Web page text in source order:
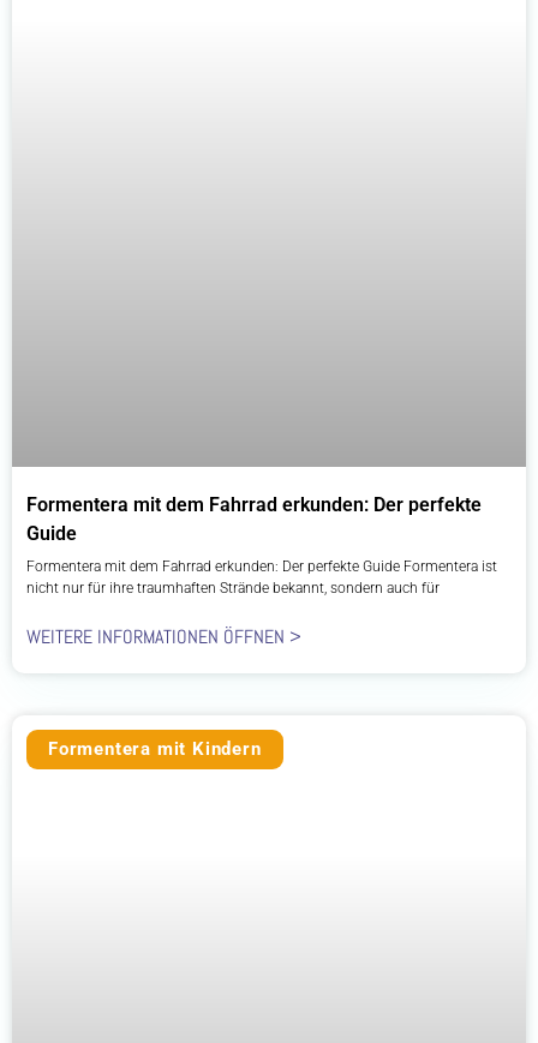
Formentera mit dem Fahrrad erkunden: Der perfekte
Guide
Formentera mit dem Fahrrad erkunden: Der perfekte Guide Formentera ist
nicht nur für ihre traumhaften Strände bekannt, sondern auch für
WEITERE INFORMATIONEN ÖFFNEN >
Formentera mit Kindern